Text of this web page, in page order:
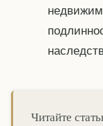
Читайте